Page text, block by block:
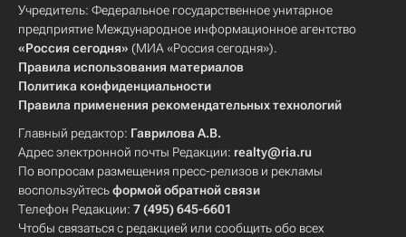
Учредитель: Федеральное государственное унитарное
предприятие Международное информационное агентство
«Россия сегодня» (МИА «Россия сегодня»).
Правила использования материалов
Политика конфиденциальности
Правила применения рекомендательных технологий
Главный редактор: Гаврилова А.В.
Адрес электронной почты Редакции: realty@ria.ru
По вопросам размещения пресс-релизов и рекламы
воспользуйтесьформой обратной связи
Телефон Редакции: 7 (495) 645-6601
Чтобы связаться с редакцией или сообщить обо всех